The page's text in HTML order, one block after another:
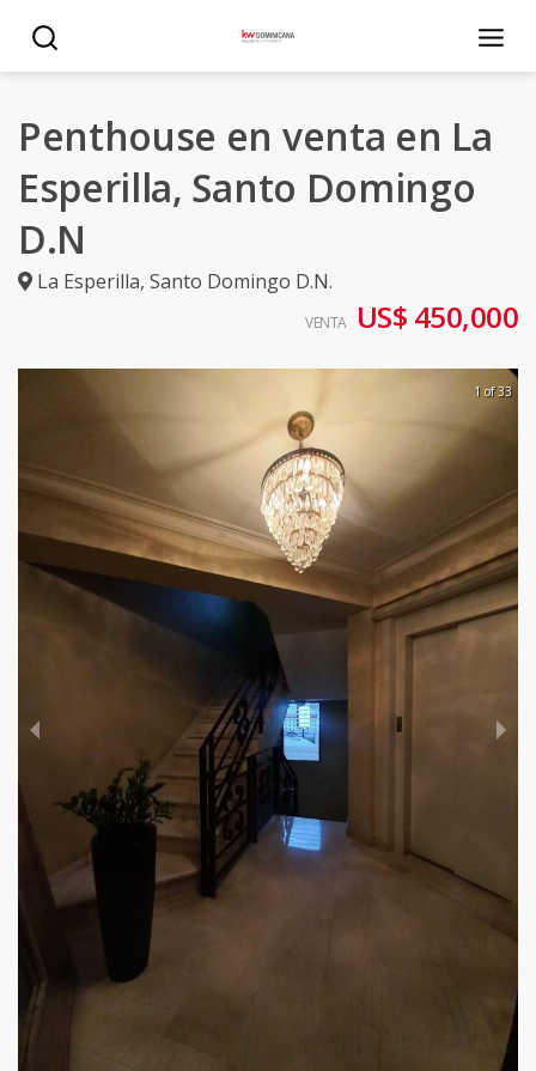
Penthouse en venta en La
Esperilla, Santo Domingo
D.N
La Esperilla, Santo Domingo D.N.
VENTA US$ 450,000
1 of 33